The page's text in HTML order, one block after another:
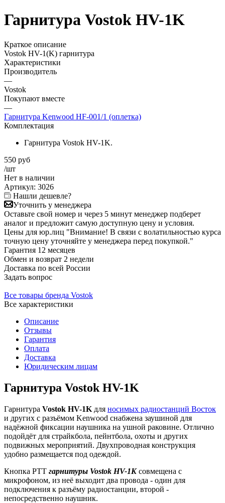
Гарнитура Vostok HV-1K
Краткое описание
Vostok HV-1(K) гарнитура
Характеристики
Производитель
—
Vostok
Покупают вместе
—
Гарнитура Kenwood HF-001/1 (оплетка)
Комплектация
Гарнитура Vostok HV-1K.
550 руб
/шт
Нет в наличии
Артикул: 3026
Нашли дешевле?
Уточнить у менеджера
Оставьте свой номер и через 5 минут менеджер подберет
аналог и предложит самую доступную цену и условия.
Цены для юр.лиц "Внимание! В связи с волатильностью курса
точную цену уточняйте у менеджера перед покупкой."
Гарантия 12 месяцев
Обмен и возврат 2 недели
Доставка по всей России
Задать вопрос
Все товары бренда Vostok
Все характеристики
Описание
Отзывы
Гарантия
Оплата
Доставка
Юридическим лицам
Гарнитура Vostok HV-1K
Гарнитура Vostok HV-1K для носимых радиостанций Восток
и других с разъёмом Kenwood снабжена заушиной для
надёжной фиксации наушника на ушной раковине. Отлично
подойдёт для страйкбола, пейнтбола, охоты и других
подвижных мероприятий. Двухпроводная конструкция
удобно размещается под одеждой.
Кнопка PTT гарнитуры Vostok HV-1Kсовмещена с
микрофоном, из неё выходит два провода - один для
подключения к разъёму радиостанции, второй -
непосредственно наушник.